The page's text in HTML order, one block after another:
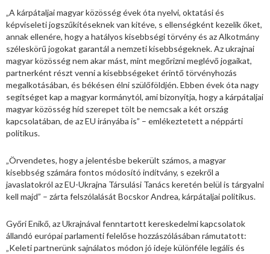
„A kárpátaljai magyar közösség évek óta nyelvi, oktatási és
képviseleti jogszűkítéseknek van kitéve, s ellenségként kezelik őket,
annak ellenére, hogy a hatályos kisebbségi törvény és az Alkotmány
széleskörű jogokat garantál a nemzeti kisebbségeknek. Az ukrajnai
magyar közösség nem akar mást, mint megőrizni meglévő jogaikat,
partnerként részt venni a kisebbségeket érintő törvényhozás
megalkotásában, és békésen élni szülőföldjén. Ebben évek óta nagy
segítséget kap a magyar kormánytól, ami bizonyítja, hogy a kárpátaljai
magyar közösség híd szerepet tölt be nemcsak a két ország
kapcsolatában, de az EU irányába is” – emlékeztetett a néppárti
politikus.
„Örvendetes, hogy a jelentésbe bekerült számos, a magyar
kisebbség számára fontos módosító indítvány, s ezekről a
javaslatokról az EU-Ukrajna Társulási Tanács keretén belül is tárgyalni
kell majd” – zárta felszólalását Bocskor Andrea, kárpátaljai politikus.
Győri Enikő, az Ukrajnával fenntartott kereskedelmi kapcsolatok
állandó európai parlamenti felelőse hozzászólásában rámutatott:
„Keleti partnerünk sajnálatos módon jó ideje különféle legális és